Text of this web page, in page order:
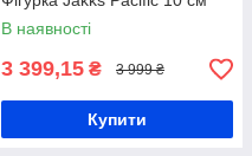
В наявності
3 399,15 ₴ 3 999 ₴
Купити